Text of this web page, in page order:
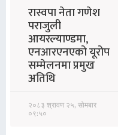
रास्वपा नेता गणेश
पराजुली
आयरल्याण्डमा,
एनआरएनएको यूरोप
सम्मेलनमा प्रमुख
अतिथि
२०८३ श्रावण २५, सोमबार
०९:५०